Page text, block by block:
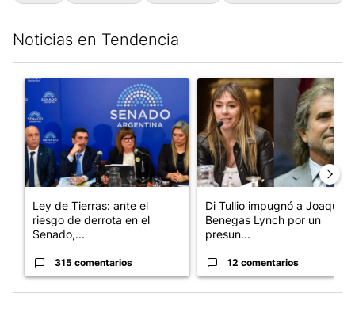
Noticias en Tendencia
Un artículo de tendencia con el título "Ley de Tierras: ante el
Ley de Tierras: ante el
riesgo de derrota en el
Senado,...
315 comentarios
Un artículo de tendencia
Di Tullio impugnó a Joaquín
Benegas Lynch por un
presun...
12 comentarios